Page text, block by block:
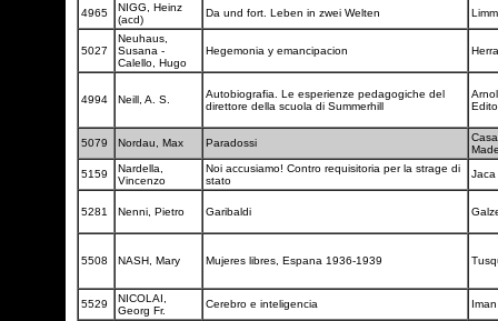
4965
NIGG, Heinz
(acd)
Da und fort. Leben in zwei Welten
5027
Neuhaus,
Susana -
Calello, Hugo
Hegemonia y emancipacion
4994 Neill, A. S.
Autobiografia. Le esperienze pedagogiche del
direttore della scuola di Summerhill
5079 Nordau, Max Paradossi
5159
Nardella,
Vincenzo
Noi accusiamo! Contro requisitoria per la strage di
stato
5281 Nenni, Pietro Garibaldi
5508 NASH, Mary Mujeres libres, Espana 1936-1939
5529
NICOLAI,
Georg Fr.
Cerebro e inteligencia